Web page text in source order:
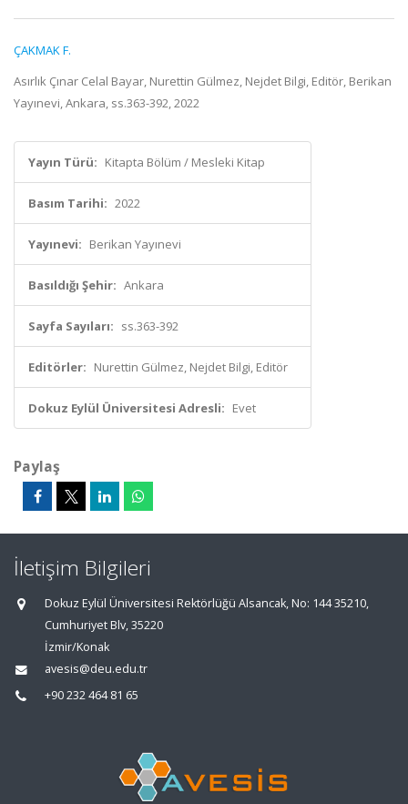
ÇAKMAK F.
Asırlık Çınar Celal Bayar, Nurettin Gülmez, Nejdet Bilgi, Editör, Berikan
Yayınevi, Ankara, ss.363-392, 2022
Yayın Türü: Kitapta Bölüm / Mesleki Kitap
Basım Tarihi: 2022
Yayınevi: Berikan Yayınevi
Basıldığı Şehir: Ankara
Sayfa Sayıları: ss.363-392
Editörler: Nurettin Gülmez, Nejdet Bilgi, Editör
Dokuz Eylül Üniversitesi Adresli: Evet
Paylaş
İletişim Bilgileri
Dokuz Eylül Üniversitesi Rektörlüğü Alsancak, No: 144 35210,
Cumhuriyet Blv, 35220
İzmir/Konak
avesis@deu.edu.tr
+90 232 464 81 65